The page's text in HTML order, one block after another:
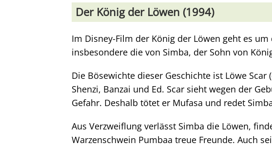
Der König der Löwen (1994)
Im Disney-Film der König der Löwen geht es
insbesondere die von Simba, der Sohn von
Die Bösewichte dieser Geschichte ist Löwe
Shenzi, Banzai und Ed. Scar sieht wegen der
Gefahr. Deshalb tötet er Mufasa und redet
Aus Verzweiflung verlässt Simba die Löwen,
Warzenschwein Pumbaa treue Freunde. Auch